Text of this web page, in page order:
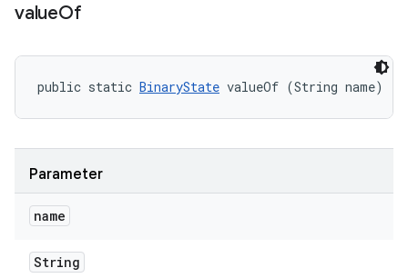
valueOf
public static BinaryState valueOf (String name)
Parameter
name
String